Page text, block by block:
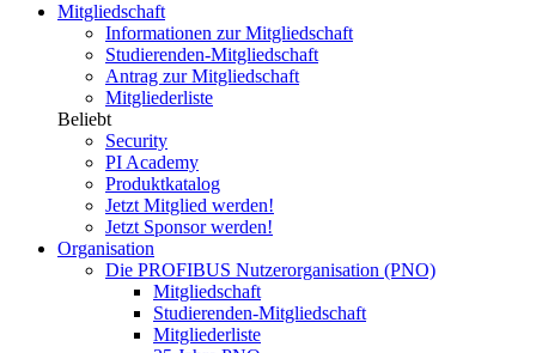
Mitgliedschaft
Informationen zur Mitgliedschaft
Studierenden-Mitgliedschaft
Antrag zur Mitgliedschaft
Mitgliederliste
Beliebt
Security
PI Academy
Produktkatalog
Jetzt Mitglied werden!
Jetzt Sponsor werden!
Organisation
Die PROFIBUS Nutzerorganisation (PNO)
Mitgliedschaft
Studierenden-Mitgliedschaft
Mitgliederliste